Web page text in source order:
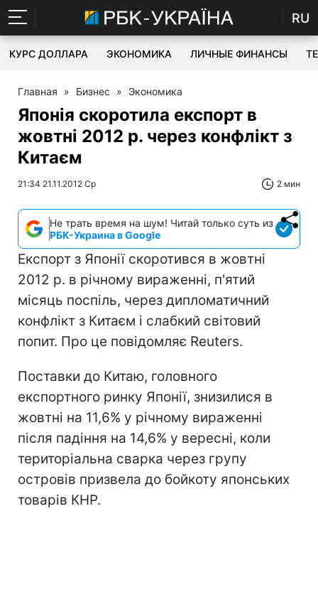
RU
КУРС ДОЛЛАРА ЭКОНОМИКА ЛИЧНЫЕ ФИНАНСЫ
Главная » Бизнес » Экономика
Японія скоротила експорт в
жовтні 2012 р. через конфлікт з
Китаєм
21:34 21.11.2012 Ср 2 мин
Не трать время на шум! Читай только суть из
РБК-Украина в Google
Експорт з Японії скоротився в жовтні
2012 р. в річному вираженні, п'ятий
місяць поспіль, через дипломатичний
конфлікт з Китаєм і слабкий світовий
попит. Про це повідомляє Reuters.
Поставки до Китаю, головного
експортного ринку Японії, знизилися в
жовтні на 11,6% у річному вираженні
після падіння на 14,6% у вересні, коли
територіальна сварка через групу
островів призвела до бойкоту японських
товарів КНР.